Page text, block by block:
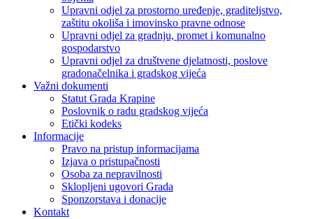
Upravni odjel za prostorno uređenje, graditeljstvo,
zaštitu okoliša i imovinsko pravne odnose
Upravni odjel za gradnju, promet i komunalno
gospodarstvo
Upravni odjel za društvene djelatnosti, poslove
gradonačelnika i gradskog vijeća
Važni dokumenti
Statut Grada Krapine
Poslovnik o radu gradskog vijeća
Etički kodeks
Informacije
Pravo na pristup informacijama
Izjava o pristupačnosti
Osoba za nepravilnosti
Sklopljeni ugovori Grada
Sponzorstava i donacije
Kontakt